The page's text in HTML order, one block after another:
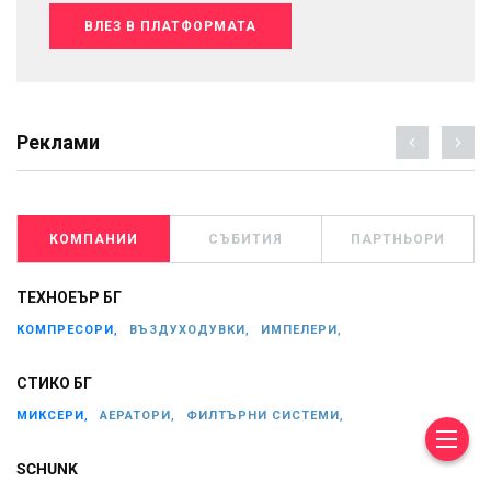
ВЛЕЗ В ПЛАТФОРМАТА
Реклами
КОМПАНИИ СЪБИТИЯ ПАРТНЬОРИ
ТЕХНОЕЪР БГ
КОМПРЕСОРИ, ВЪЗДУХОДУВКИ, ИМПЕЛЕРИ,
СТИКО БГ
МИКСЕРИ, АЕРАТОРИ, ФИЛТЪРНИ СИСТЕМИ,
SCHUNK